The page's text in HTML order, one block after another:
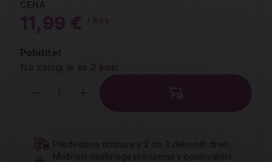
CENA
11,99 €
Pohitite!
Na zalogi le še 2 kos
Predvidena dostava v 2 do 3 delovnih dneh.
Možnost osebnega prevzema v poslovalnici